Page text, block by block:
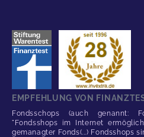
EMPFEHLUNG VON
Fondsschops (auch genannt:
"Fondsshops im Internet
gemanagter Fonds(...) Fondsshops